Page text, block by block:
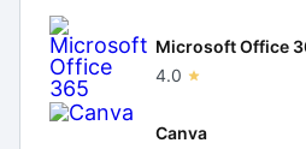
Microsoft Office
4.0
Canva